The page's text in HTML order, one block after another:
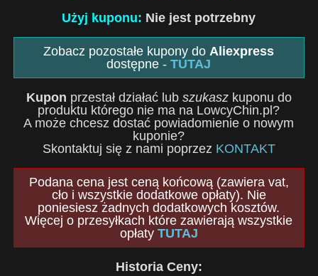
Użyj kuponu: Nie jest potrzebny
Zobacz pozostałe kupony do Aliexpress
dostępne -TUTAJ
Kupon przestał działać lub szukaszkuponu do
produktu którego nie ma na LowcyChin.pl?
A może chcesz dostać powiadomienie o nowym
kuponie?
Skontaktuj się z nami poprzez KONTAKT
Podana cena jest ceną końcową (zawiera vat,
cło i wszystkie dodatkowe opłaty). Nie
poniesiesz żadnych dodatkowych kosztów.
Więcej o przesyłkach które zawierają wszystkie
opłaty TUTAJ
Historia Ceny: